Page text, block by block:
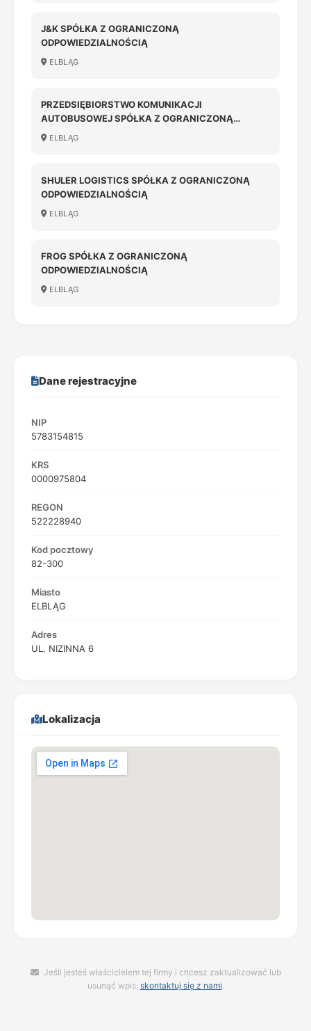
J&K SPÓŁKA Z OGRANICZONĄ
ODPOWIEDZIALNOŚCIĄ
ELBLĄG
PRZEDSIĘBIORSTWO KOMUNIKACJI
AUTOBUSOWEJ SPÓŁKA Z OGRANICZONĄ
ODPOWIEDZIALNOŚCIĄ
ELBLĄG
SHULER LOGISTICS SPÓŁKA Z OGRANICZONĄ
ODPOWIEDZIALNOŚCIĄ
ELBLĄG
FROG SPÓŁKA Z OGRANICZONĄ
ODPOWIEDZIALNOŚCIĄ
ELBLĄG
Dane rejestracyjne
NIP
5783154815
KRS
0000975804
REGON
522228940
Kod pocztowy
82-300
Miasto
ELBLĄG
Adres
UL. NIZINNA 6
Lokalizacja
Jeśli jesteś właścicielem tej firmy i chcesz zaktualizować lub
usunąć wpis, skontaktuj się z nami.